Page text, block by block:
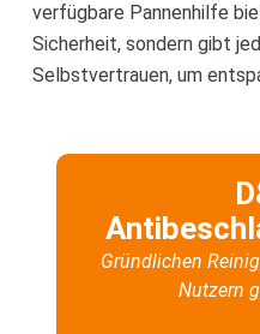
verfügbare Pannenhilfe
Sicherheit, sondern gibt
Selbstvertrauen, um
Gründlichen
Nutzern